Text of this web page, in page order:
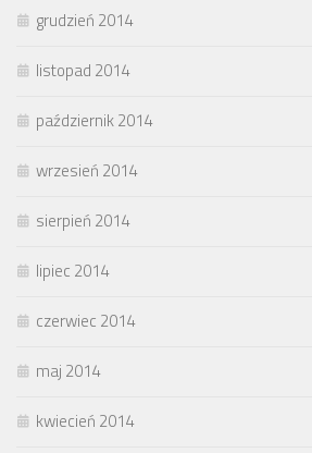
grudzień 2014
listopad 2014
październik 2014
wrzesień 2014
sierpień 2014
lipiec 2014
czerwiec 2014
maj 2014
kwiecień 2014